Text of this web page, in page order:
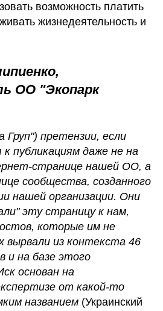
возможность платить
жизнедеятельность и
ОО "Экопарк
претензии, если
публикациям даже не на
странице нашей ОО, а
сообщества, созданного
нашей организации. Они
эту страницу к нам,
которые им не
вырвали из контекста 46
и на базе этого
основан на
от какой-то
названием (Украинский